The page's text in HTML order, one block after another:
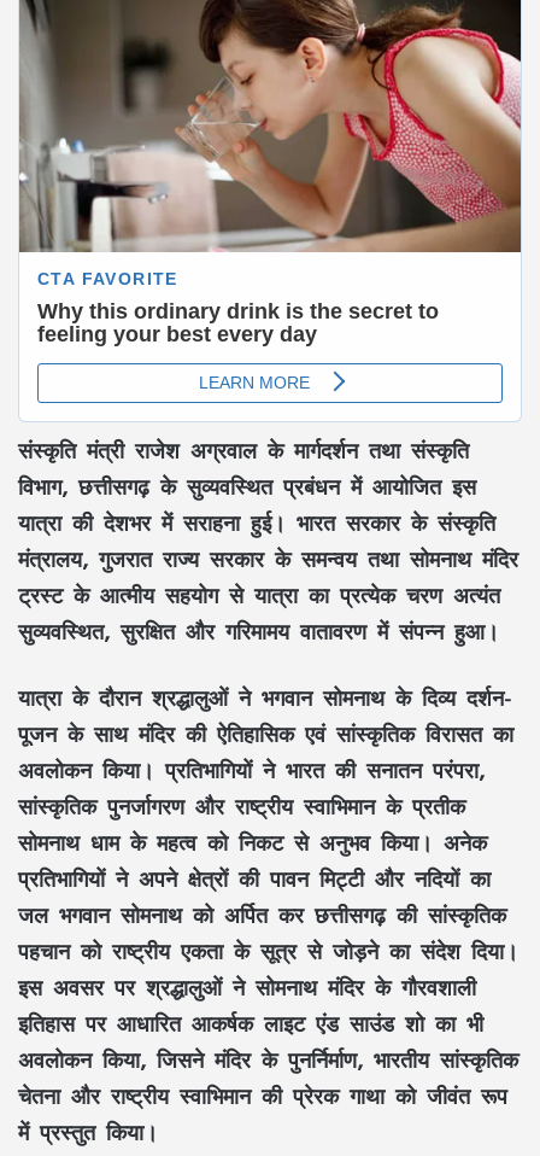
संस्कृति मंत्री राजेश अग्रवालके मार्गदर्शन तथासंस्कृति
विभाग, छत्तीसगढ़के सुव्यवस्थित प्रबंधन में आयोजित इस
यात्रा की देशभर में सराहना हुई। भारत सरकार के संस्कृति
मंत्रालय,गुजरात राज्य सरकारके समन्वय तथासोमनाथ मंदिर
ट्रस्टके आत्मीय सहयोग से यात्रा का प्रत्येक चरण अत्यंत
सुव्यवस्थित, सुरक्षित और गरिमामय वातावरण में संपन्न हुआ।
यात्रा के दौरान श्रद्धालुओं नेभगवान सोमनाथकेदिव्य दर्शन-
पूजनके साथ मंदिर कीऐतिहासिक एवं सांस्कृतिक विरासतका
अवलोकन किया। प्रतिभागियों नेभारत की सनातन परंपरा,
सांस्कृतिक पुनर्जागरणऔरराष्ट्रीय स्वाभिमानके प्रतीक
सोमनाथ धामके महत्व को निकट से अनुभव किया। अनेक
प्रतिभागियों ने अपने क्षेत्रों कीपावन मिट्टीऔरनदियों का
जलभगवान सोमनाथ को अर्पित करछत्तीसगढ़ की सांस्कृतिक
पहचानकोराष्ट्रीय एकताके सूत्र से जोड़ने का संदेश दिया।
इस अवसर पर श्रद्धालुओं नेसोमनाथ मंदिरके गौरवशाली
इतिहास पर आधारित आकर्षकलाइट एंड साउंड शोका भी
अवलोकन किया, जिसने मंदिर केपुनर्निर्माण, भारतीय सांस्कृतिक
चेतनाऔरराष्ट्रीय स्वाभिमानकी प्रेरक गाथा को जीवंत रूप
में प्रस्तुत किया।